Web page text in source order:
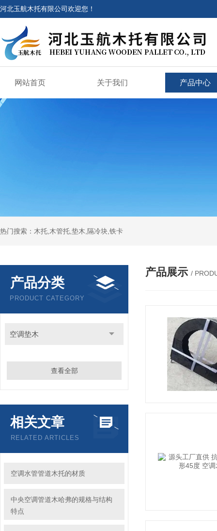
河北玉航木托有限公司欢迎您！
网站首页 关于我们 产品中心
热门搜索：木托,木管托,垫木,隔冷块,铁卡
产品分类
PRODUCT CATEGORY
空调垫木
查看全部
相关文章
RELATED ARTICLES
空调水管管道木托的材质
中央空调管道木哈弗的规格与结构
特点
产品展示 /